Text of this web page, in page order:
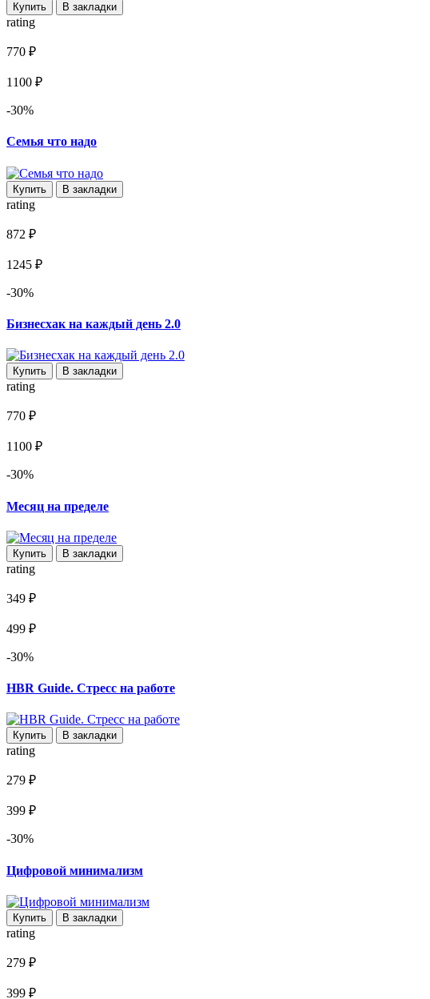
Купить В закладки
rating
770 ₽
1100 ₽
-30%
Семья что надо
Купить В закладки
rating
872 ₽
1245 ₽
-30%
Бизнесхак на каждый день 2.0
Купить В закладки
rating
770 ₽
1100 ₽
-30%
Месяц на пределе
Купить В закладки
rating
349 ₽
499 ₽
-30%
HBR Guide. Стресс на работе
Купить В закладки
rating
279 ₽
399 ₽
-30%
Цифровой минимализм
Купить В закладки
rating
279 ₽
399 ₽